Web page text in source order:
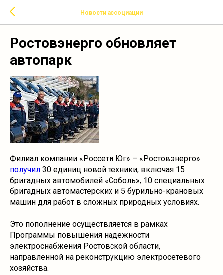
Новости ассоциации
Ростовэнерго обновляет
автопарк
Филиал компании «Россети Юг» – «Ростовэнерго»
получил 30 единиц новой техники, включая 15
бригадных автомобилей «Соболь», 10 специальных
бригадных автомастерских и 5 бурильно-крановых
машин для работ в сложных природных условиях.
Это пополнение осуществляется в рамках
Программы повышения надежности
электроснабжения Ростовской области,
направленной на реконструкцию электросетевого
хозяйства.